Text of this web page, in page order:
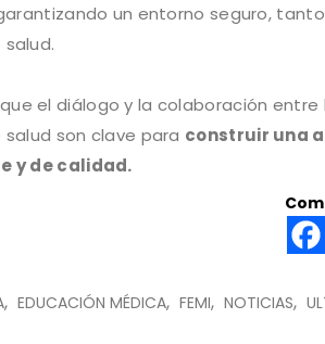
un entorno seguro,
el diálogo y la colaboración
son clave para construir una
y de calidad.
EDUCACIÓN MÉDICA FEMI NOTICIAS